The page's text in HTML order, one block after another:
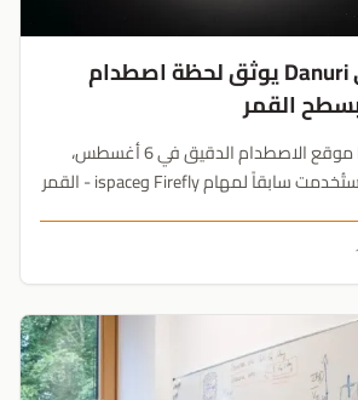
المسبار الكوري Danuri يوثق لحظة اصطدام
التقط المسبار Danuri موقع الاصطدام الدقيق في 6 أغسطس،
المرحلة المستهلكة استُخدمت سابقاً لمهام Firefly وispace - القمر